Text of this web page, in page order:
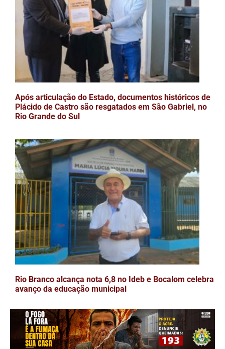
Após articulação do Estado, documentos históricos de
Plácido de Castro são resgatados em São Gabriel, no
Rio Grande do Sul
Rio Branco alcança nota 6,8 no Ideb e Bocalom celebra
avanço da educação municipal